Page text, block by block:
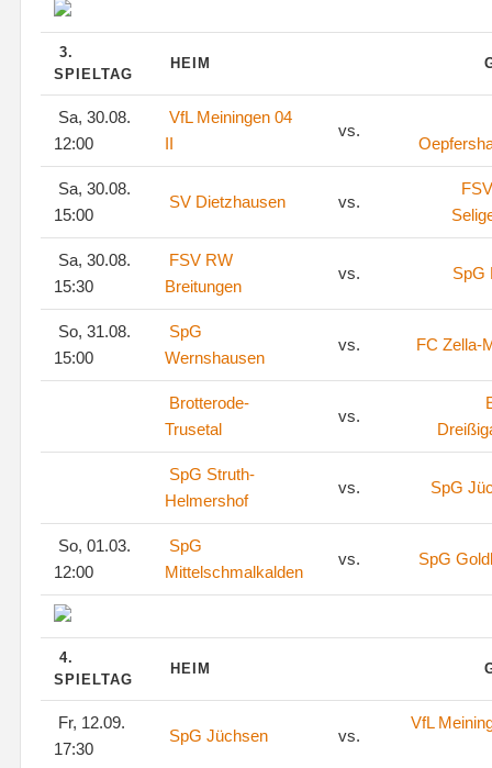
3.
SPIELTAG
HEIM
Sa, 30.08.
12:00
VfL Meiningen 04
II
vs.
Sa, 30.08.
15:00
SV Dietzhausen vs.
Sa, 30.08.
15:30
FSV RW
Breitungen
vs. SpG
So, 31.08.
15:00
SpG
Wernshausen
vs. FC Zella-
Brotterode-
Trusetal
vs.
SpG Struth-
Helmershof
vs. SpG
So, 01.03.
12:00
SpG
Mittelschmalkalden
vs. SpG
4.
SPIELTAG
HEIM
Fr, 12.09.
17:30
SpG Jüchsen vs.
VfL